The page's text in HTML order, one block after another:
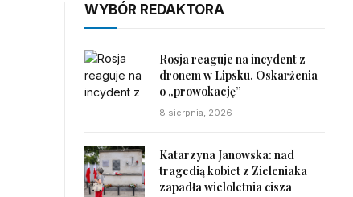
WYBÓR REDAKTORA
Rosja reaguje na incydent z
dronem w Lipsku. Oskarżenia
o „prowokację”
8 sierpnia, 2026
Katarzyna Janowska: nad
tragedią kobiet z Zieleniaka
zapadła wieloletnia cisza